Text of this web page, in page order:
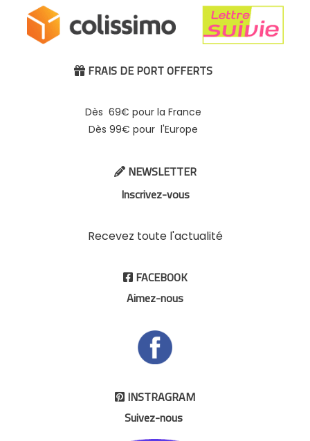
 FRAIS DE PORT OFFERTS
Dès 69€ pour la France
Dès 99€ pour l'Europe
NEWSLETTER
Inscrivez-vous
Recevez toute l'actualité
FACEBOOK
Aimez-nous
 INSTRAGRAM
Suivez-nous